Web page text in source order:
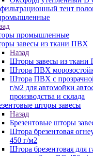
тент
промышленные
завесы из ткани ПВХ
Назад
Шторы завесы из
Штора ПВХ
Штора ПВХ с
г/м2 для автомойки
производства и склада
шторы завесы
Назад
Брезентовые шторы
Штора брезентовая
450 г/м2
Штора брезентовая для